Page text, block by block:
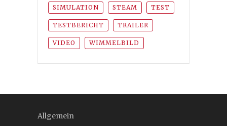
SIMULATION STEAM TEST
TESTBERICHT TRAILER
VIDEO WIMMELBILD
Allgemein